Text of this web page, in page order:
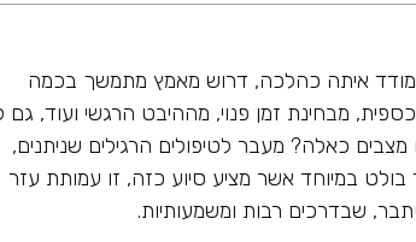
איתה כהלכה, דרוש מאמץ מתמשך בכמה
מבחינת זמן פנוי, מההיבט הרגשי ועוד, גם
כאלה? מעבר לטיפולים הרגילים שניתנים,
במיוחד אשר מציע סיוע כזה, זו עמותת עזר
שבדרכים רבות ומשמעותיות.